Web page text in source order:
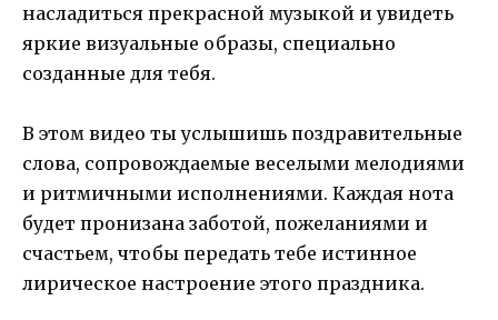
насладиться прекрасной музыкой и увидеть
яркие визуальные образы, специально
созданные для тебя.
В этом видео ты услышишь поздравительные
слова, сопровождаемые веселыми мелодиями
и ритмичными исполнениями. Каждая нота
будет пронизана заботой, пожеланиями и
счастьем, чтобы передать тебе истинное
лирическое настроение этого праздника.